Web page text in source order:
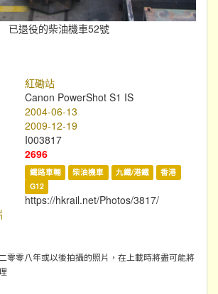
已退役的柴油機車52號
紅磡站
Canon PowerShot S1 IS
2004-06-13
2009-12-19
I003817
2696
鐵路車輛 柴油機車 九鐵/港鐵
香港
G12
https://hkrail.net/Photos/3817/
零零八年或以後拍攝的照片，在上載時將盡可能將